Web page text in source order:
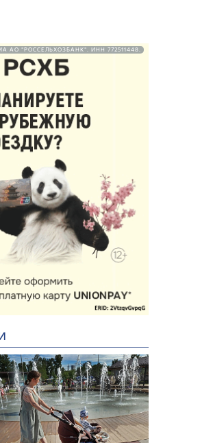
АО "РОССЕЛЬХОЗБАНК". ИНН 772511448.